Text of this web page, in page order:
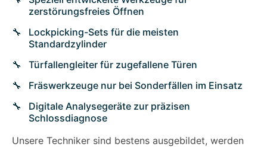
zerstörungsfreies Öffnen
Lockpicking-Sets für die meisten
Standardzylinder
Türfallengleiter für zugefallene Türen
Fräswerkzeuge nur bei Sonderfällen im Einsatz
Digitale Analysegeräte zur präzisen
Schlossdiagnose
Unsere Techniker sind bestens ausgebildet, werden